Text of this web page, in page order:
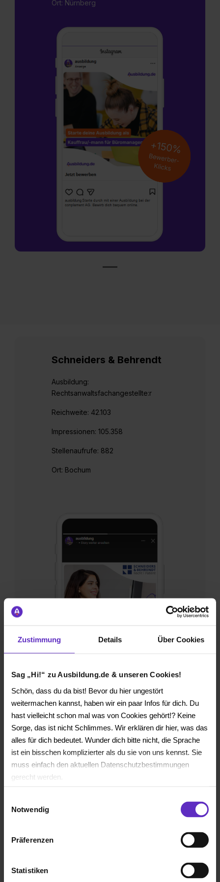
Zustimmung Details Über Cookies
Sag „Hi!“ zu Ausbildung.de & unseren Cookies!
Schön, dass du da bist! Bevor du hier ungestört
weitermachen kannst, haben wir ein paar Infos für dich. Du
hast vielleicht schon mal was von Cookies gehört!? Keine
Sorge, das ist nicht Schlimmes. Wir erklären dir hier, was das
alles für dich bedeutet. Wunder dich bitte nicht, die Sprache
ist ein bisschen komplizierter als du sie von uns kennst. Sie
muss einfach den aktuellen Datenschutzbestimmungen
gerecht werden.
Webseite („Notwendig“), um von dir bei Benutzung der
analysieren („Statistiken“), um Informationen zu deiner
Notwendig
Präferenzen
Statistiken
Ort: Nürnberg
Schneiders & Behrendt
Ausbildung:
Rechtsanwaltsfachangestellte:r
Reichweite: 42.103
Impressionen: 105.358
Stellenaufrufe: 882
Ort: Bochum
Ihre performancestarke Social-Media-Kampagne für bis
zu 3 Stellenanzeigen - auf Wunsch mit Ihrem Firmenlogo
Erfolgsgarantie: mehr Klicks für Ihre Stellenanzeigen -
KI-Technologie: optimale Ausspielung Ihrer Kampagne für